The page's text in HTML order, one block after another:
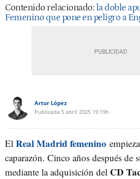
Contenido relacionado: la doble
Femenino que pone en peligro a
Artur López
Publicada 5 abril 2025 19:19h
El Real Madrid femenino
caparazón. Cinco años después de
mediante la adquisición del CD